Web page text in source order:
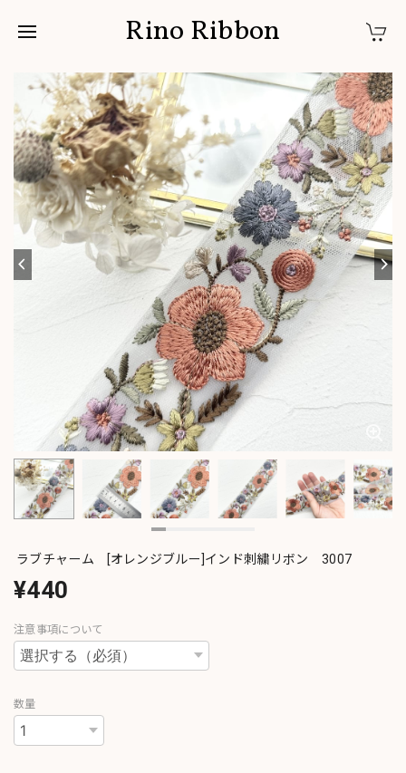
Rino Ribbon
ラブチャーム [オレンジブルー]インド刺繍リボン 3007
¥440
注意事項について
数量